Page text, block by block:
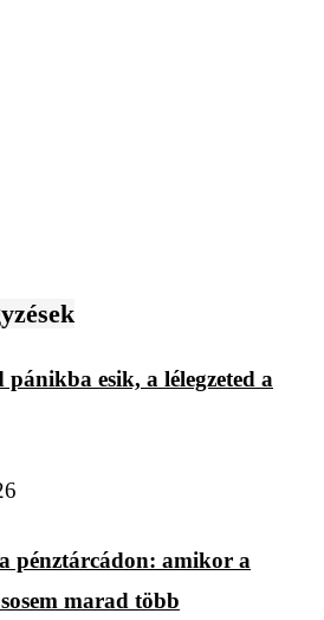
esik, a lélegzeted a
pénztárcádon: amikor a
marad több